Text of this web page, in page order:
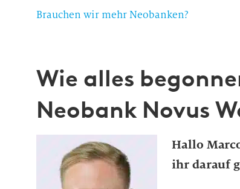
Brauchen wir mehr Neobanken?
Wie alles
Neobank Novus
Hallo
ihr darauf